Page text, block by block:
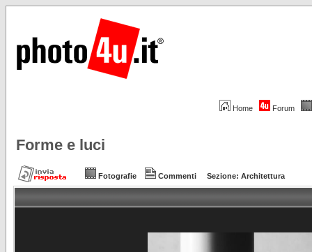
Home Forum
Forme e luci
Fotografie Commenti Sezione: Architettura